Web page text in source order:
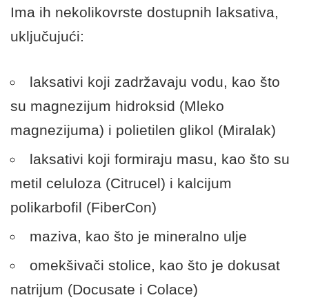
Ima ih nekolikovrste dostupnih laksativa,
uključujući:
laksativi koji zadržavaju vodu, kao što
su magnezijum hidroksid (Mleko
magnezijuma) i polietilen glikol (Miralak)
laksativi koji formiraju masu, kao što su
metil celuloza (Citrucel) i kalcijum
polikarbofil (FiberCon)
maziva, kao što je mineralno ulje
omekšivači stolice, kao što je dokusat
natrijum (Docusate i Colace)